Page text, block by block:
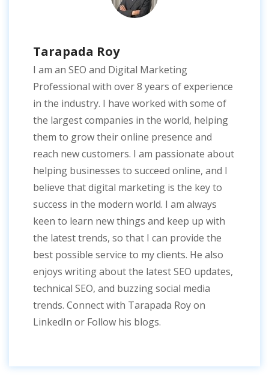
Tarapada Roy
I am an SEO and Digital Marketing
Professional with over 8 years of experience
in the industry. I have worked with some of
the largest companies in the world, helping
them to grow their online presence and
reach new customers. I am passionate about
helping businesses to succeed online, and I
believe that digital marketing is the key to
success in the modern world. I am always
keen to learn new things and keep up with
the latest trends, so that I can provide the
best possible service to my clients. He also
enjoys writing about the latest SEO updates,
technical SEO, and buzzing social media
trends. Connect with Tarapada Roy on
LinkedIn or Follow his blogs.